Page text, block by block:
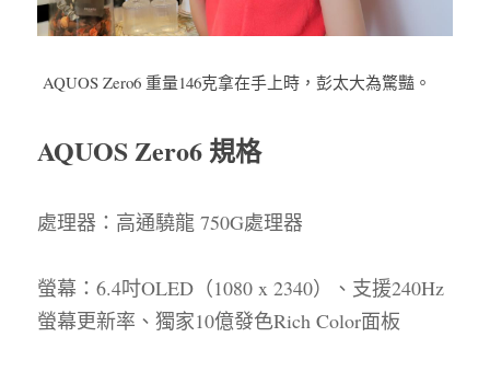
AQUOS Zero6 重量146克拿在手上時，彭太大為驚豔。
AQUOS Zero6 規格
處理器：高通驍龍 750G處理器
螢幕： 6.4吋OLED （1080 x 2340）、支援240Hz
螢幕更新率、獨家10億發色Rich Color面板